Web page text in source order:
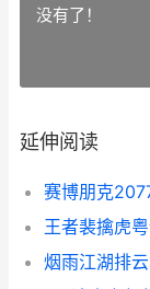
没有了！
延伸阅读
烟雨江湖排